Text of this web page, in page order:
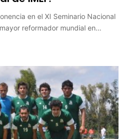
en el XI Seminario Nacional
reformador mundial en…